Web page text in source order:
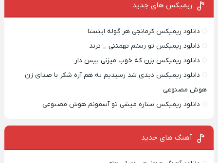
ریمیکس‌ های جدید
دانلود ریمیکس کرمانجی هر گوله اینستا
دانلود ریمیکس تو رستم تهمتنی _ ترند
دانلود ریمیکس بزن که خوب میزنی بیس دار
دانلود ریمیکس دیدی شد رسیدیم به هم آره شکر با صدای زن
هوش مصنوعی
دانلود ریمیکس ستاره میشی تو آسمونم هوش مصنوعی
آهنگ های جدید